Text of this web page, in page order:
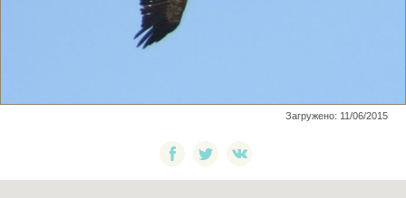
Загружено: 11/06/2015